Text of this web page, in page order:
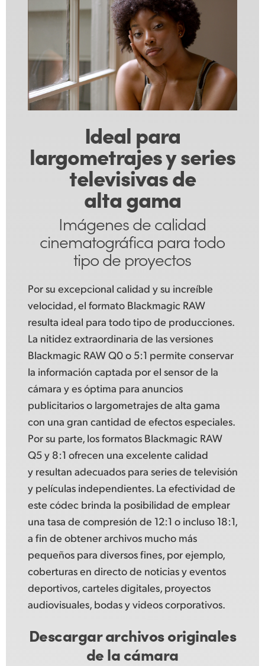
Ideal para
largometrajesy series
televisivasde
alta gama
Imágenes de calidad
cinematográfica paratodo
tipo de proyectos
Por su excepcional calidad y su increíble
velocidad, el formato Blackmagic RAW
resulta ideal para todo tipo de producciones.
La nitidez extraordinaria de las versiones
Blackmagic RAW Q0 o 5:1 permite conservar
la información captada por el sensor de la
cámara y es óptima para anuncios
publicitarios o largometrajes de alta gama
con una gran cantidad de efectos especiales.
Por su parte, los formatos Blackmagic RAW
Q5 y 8:1 ofrecen una excelente calidad
y resultan adecuados para series de televisión
y películas independientes. La efectividad de
este códec brinda la posibilidad de emplear
una tasa de compresión de 12:1 o incluso 18:1,
a fin de obtener archivos mucho más
pequeños para diversos fines, por ejemplo,
coberturas en directo de noticias y eventos
deportivos, carteles digitales, proyectos
audiovisuales, bodas y videos corporativos.
Descargar archivos originales
de la cámara